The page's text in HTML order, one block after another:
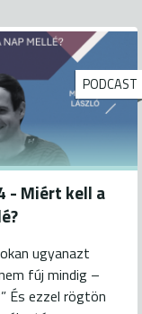
PODCAST
- Miért kell a
ugyanazt
fúj mindig –
És ezzel rögtön